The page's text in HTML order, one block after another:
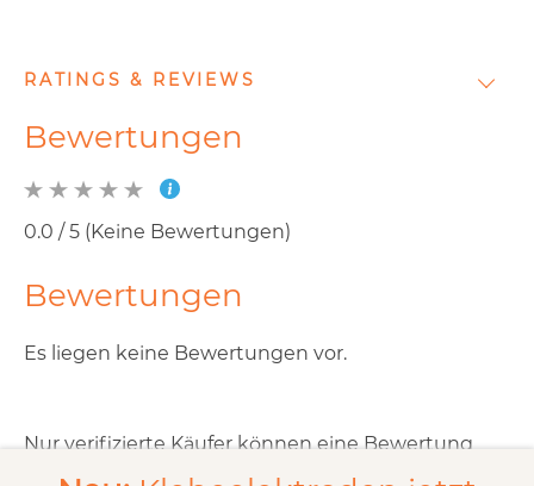
RATINGS & REVIEWS
Bewertungen
0.0 / 5 (Keine Bewertungen)
Bewertungen
Es liegen keine Bewertungen vor.
Nur verifizierte Käufer können eine Bewertung
abgeben.